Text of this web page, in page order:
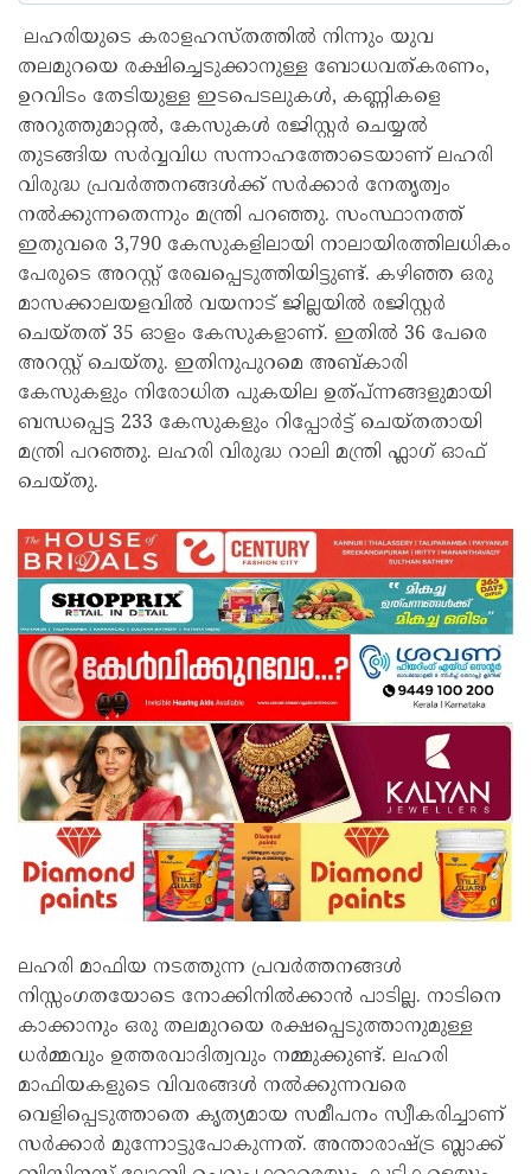
ലഹരിയുടെ കരാളഹസ്തത്തിൽ നിന്നും യുവ
തലമുറയെ രക്ഷിച്ചെടുക്കാനുള്ള ബോധവത്കരണം,
ഉറവിടം തേടിയുള്ള ഇടപെടലുകൾ, കണ്ണികളെ
അറുത്തുമാറ്റൽ, കേസുകൾ രജിസ്റ്റർ ചെയ്യൽ
തുടങ്ങിയ സർവ്വവിധ സന്നാഹത്തോടെയാണ് ലഹരി
വിരുദ്ധ പ്രവർത്തനങ്ങൾക്ക് സർക്കാർ നേതൃത്വം
നൽക്കുന്നതെന്നും മന്ത്രി പറഞ്ഞു. സംസ്ഥാനത്ത്
ഇതുവരെ 3,790 കേസുകളിലായി നാലായിരത്തിലധികം
പേരുടെ അറസ്റ്റ് രേഖപ്പെടുത്തിയിട്ടുണ്ട്. കഴിഞ്ഞ ഒരു
മാസക്കാലയളവിൽ വയനാട് ജില്ലയിൽ രജിസ്റ്റർ
ചെയ്തത് 35 ഓളം കേസുകളാണ്. ഇതിൽ 36 പേരെ
അറസ്റ്റ് ചെയ്തു. ഇതിനുപുറമെ അബ്കാരി
കേസുകളും നിരോധിത പുകയില ഉത്പ്ന്നങ്ങളുമായി
ബന്ധപ്പെട്ട 233 കേസുകളും റിപ്പോർട്ട് ചെയ്തതായി
മന്ത്രി പറഞ്ഞു. ലഹരി വിരുദ്ധ റാലി മന്ത്രി ഫ്ലാഗ് ഓഫ്
ചെയ്തു.
ലഹരി മാഫിയ നടത്തുന്ന പ്രവർത്തനങ്ങൾ
നിസ്സംഗതയോടെ നോക്കിനിൽക്കാൻ പാടില്ല. നാടിനെ
കാക്കാനും ഒരു തലമുറയെ രക്ഷപ്പെടുത്താനുമുള്ള
ധർമ്മവും ഉത്തരവാദിത്വവും നമ്മുക്കുണ്ട്. ലഹരി
മാഫിയകളുടെ വിവരങ്ങൾ നൽക്കുന്നവരെ
വെളിപ്പെടുത്താതെ കൃത്യമായ സമീപനം സ്വീകരിച്ചാണ്
സർക്കാർ മുന്നോട്ടുപോകുന്നത്. അന്താരാഷ്ട്ര ബ്ലാക്ക്